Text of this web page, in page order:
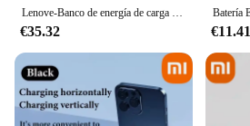
Lenove-Banco de energía de carga superrápida, 120W, 200000mAh, Ultralarge Capacity, pantalla Digital, batería externa para iPhone
€35.32 €11.41